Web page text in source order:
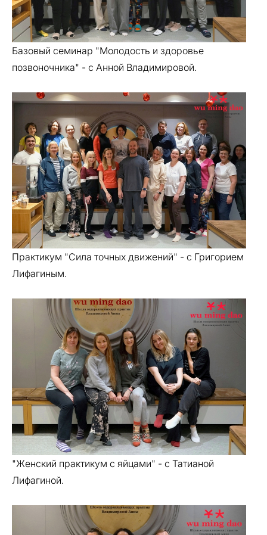
Базовый семинар "Молодость и здоровье
позвоночника" - с Анной Владимировой.
Практикум "Сила точных движений" - с Григорием
Лифагиным.
"Женский практикум с яйцами" - с Татианой
Лифагиной.